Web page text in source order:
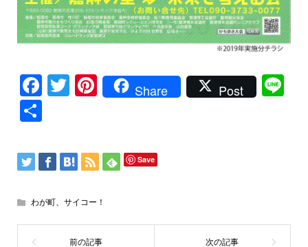
Facebook
TwitterPinterest
Share Post
Save
わが町、サイコー！